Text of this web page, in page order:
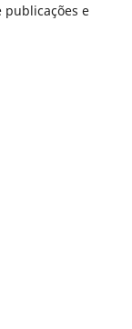
publicações e